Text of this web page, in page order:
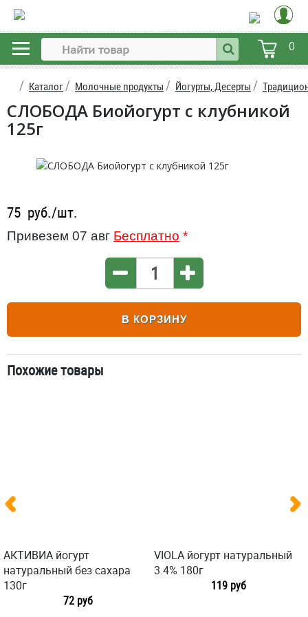
0
Каталог Молочные продукты Йогурты, Десерты
СЛОБОДА Биойогурт с клубникой
125г
75 руб./шт.
Привезем 07 авг Бесплатно *
В КОРЗИНУ
Похожие товары
АКТИВИА йогурт
натуральный без сахара
130г
72 руб
VIOLA йогурт натуральный
3.4% 180г
119 руб